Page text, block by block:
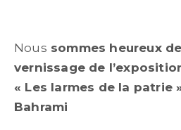
Nous sommes heureux
vernissage de
« Les larmes de la patrie
Bahrami